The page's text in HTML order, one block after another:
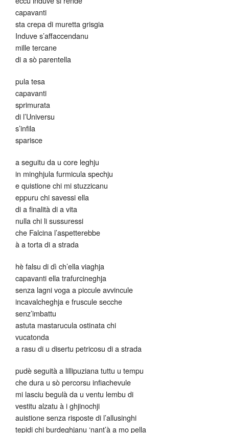
capavanti
sta crepa di muretta grisgia
Induve s’affaccendanu
mille tercane
di a sò parentella
pula tesa
capavanti
sprimurata
di l’Universu
s’infila
sparisce
a seguitu da u core leghju
in minghjula furmicula spechju
e quistione chi mi stuzzicanu
eppuru chi savessi ella
di a finalità di a vita
nulla chi li sussuressi
che Falcina l’aspetterebbe
à a torta di a strada
hè falsu di dì ch’ella viaghja
capavanti ella trafurcineghja
senza lagni voga a piccule avvincule
incavalcheghja e fruscule secche
senz’imbattu
astuta mastarucula ostinata chi
vucatonda
a rasu di u disertu petricosu di a strada
pudè seguità a lillipuziana tuttu u tempu
che dura u sò percorsu infiachevule
mi lasciu begulà da u ventu lembu di
vestitu alzatu à i ghjinochji
auistione senza risposte di l’allusinghi
tepidi chi burdeghjanu ‘nant’à a mo pella